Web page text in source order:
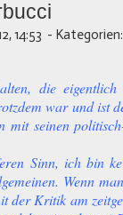
14:53 - Kategorien:
die
war und ist
seinen
Sinn, ich bin
Wenn
der Kritik am